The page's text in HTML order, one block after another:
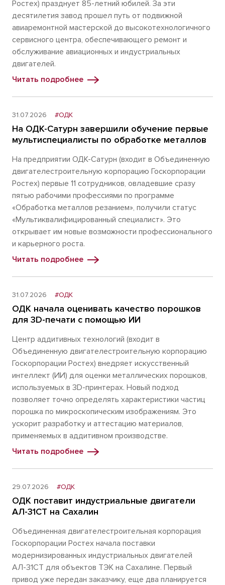
Ростех) празднует 85-летний юбилей. За эти
десятилетия завод прошел путь от подвижной
авиаремонтной мастерской до высокотехнологичного
сервисного центра, обеспечивающего ремонт и
обслуживание авиационных и индустриальных
двигателей.
Читать подробнее
31.07.2026 #ОДК
На ОДК-Сатурн завершили обучение первые
мультиспециалисты по обработке металлов
На предприятии ОДК-Сатурн (входит в Объединенную
двигателестроительную корпорацию Госкорпорации
Ростех) первые 11 сотрудников, овладевшие сразу
пятью рабочими профессиями по программе
«Обработка металлов резанием», получили статус
«Мультиквалифицированный специалист». Это
открывает им новые возможности профессионального
и карьерного роста.
Читать подробнее
31.07.2026 #ОДК
ОДК начала оценивать качество порошков
для 3D-печати с помощью ИИ
Центр аддитивных технологий (входит в
Объединенную двигателестроительную корпорацию
Госкорпорации Ростех) внедряет искусственный
интеллект (ИИ) для оценки металлических порошков,
используемых в 3D-принтерах. Новый подход
позволяет точно определять характеристики частиц
порошка по микроскопическим изображениям. Это
ускорит разработку и аттестацию материалов,
применяемых в аддитивном производстве.
Читать подробнее
29.07.2026 #ОДК
ОДК поставит индустриальные двигатели
АЛ-31СТ на Сахалин
Объединенная двигателестроительная корпорация
Госкорпорации Ростех начала поставки
модернизированных индустриальных двигателей
АЛ-31СТ для объектов ТЭК на Сахалине. Первый
привод уже передан заказчику, еще два планируется